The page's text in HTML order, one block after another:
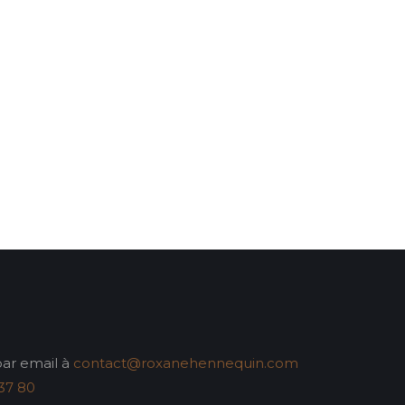
email à contact@roxanehennequin.com
80